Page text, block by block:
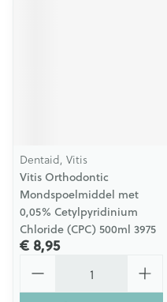
Dentaid, Vitis
Vitis Orthodontic
Mondspoelmiddel met
0,05% Cetylpyridinium
Chloride (CPC) 500ml 3975
€ 8,95